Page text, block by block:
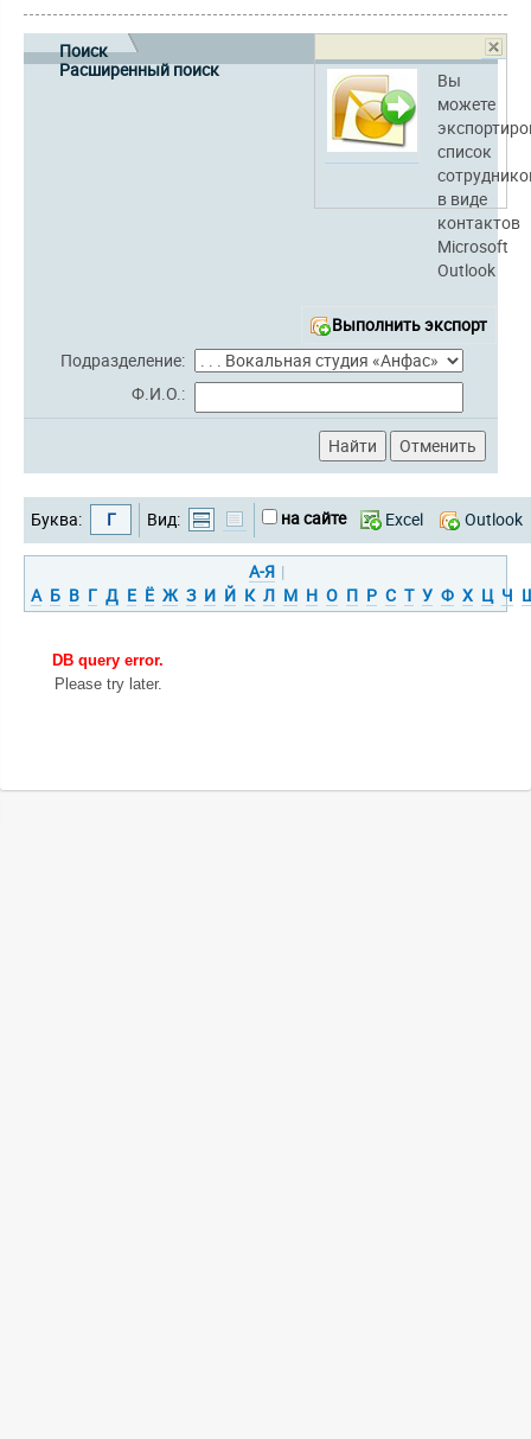
Вы
можете
список
в виде
контактов
Microsoft
Outlook
Выполнить экспорт
Поиск
Расширенный поиск
Подразделение:
Ф.И.О.:
Буква: Г Вид: на сайте Excel Outlook
А-Я |
А Б В Г Д Е Ё Ж З И Й К Л М Н О П Р С Т У Ф Х Ц Ч
DB query error.
Please try later.